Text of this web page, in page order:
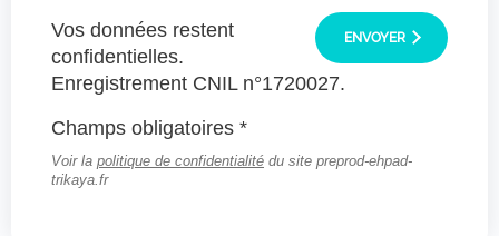
ENVOYER
Vos données restent
confidentielles.
Enregistrement CNIL n°1720027.
Champs obligatoires *
Voir la politique de confidentialité du site preprod-ehpad-
trikaya.fr